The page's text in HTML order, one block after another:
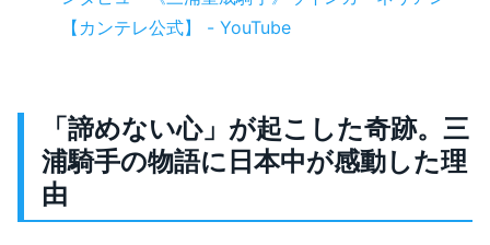
【カンテレ公式】 - YouTube
「諦めない心」が起こした奇跡。三
浦騎手の物語に日本中が感動した理
由